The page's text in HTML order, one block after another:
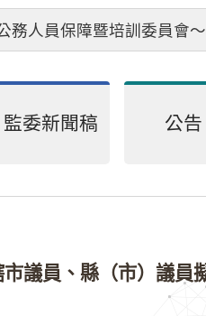
務人員保障暨培訓委員會～
監委新聞稿 公告